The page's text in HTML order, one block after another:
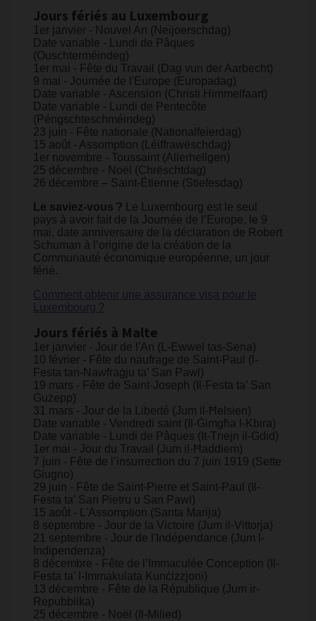
Jours fériés au Luxembourg
1er janvier - Nouvel An (Neijoerschdag)
Date variable - Lundi de Pâques
(Ouschterméindeg)
1er mai - Fête du Travail (Dag vun der Aarbecht)
9 mai - Journée de l'Europe (Europadag)
Date variable - Ascension (Christi Himmelfaart)
Date variable - Lundi de Pentecôte
(Péngschteschméindeg)
23 juin - Fête nationale (Nationalfeierdag)
15 août - Assomption (Léiffrawëschdag)
1er novembre - Toussaint (Allerhellgen)
25 décembre - Noël (Chrëschtdag)
26 décembre – Saint-Étienne (Stiefesdag)
Le saviez-vous ? Le Luxembourg est le seul
pays à avoir fait de la Journée de l’Europe, le 9
mai, date anniversaire de la déclaration de Robert
Schuman à l’origine de la création de la
Communauté économique européenne, un jour
férié.
Comment obtenir une assurance visa pour le
Luxembourg ?
Jours fériés à Malte
1er janvier - Jour de l'An (L-Ewwel tas-Sena)
10 février - Fête du naufrage de Saint-Paul (l-
Festa tan-Nawfraġju ta’ San Pawl)
19 mars - Fête de Saint-Joseph (Il-Festa ta’ San
Ġużepp)
31 mars - Jour de la Liberté (Jum il-Ħelsien)
Date variable - Vendredi saint (Il-Ġimgħa l-Kbira)
Date variable - Lundi de Pâques (It-Tnejn il-Gdid)
1er mai - Jour du Travail (Jum il-Ħaddiem)
7 juin - Fête de l’insurrection du 7 juin 1919 (Sette
Giugno)
29 juin - Fête de Saint-Pierre et Saint-Paul (Il-
Festa ta’ San Pietru u San Pawl)
15 août - L'Assomption (Santa Marija)
8 septembre - Jour de la Victoire (Jum il-Vittorja)
21 septembre - Jour de l'Indépendance (Jum l-
Indipendenza)
8 décembre - Fête de l’Immaculée Conception (Il-
Festa ta’ l-Immakulata Kunċizzjoni)
13 décembre - Fête de la République (Jum ir-
Repubblika)
25 décembre - Noël (Il-Milied)